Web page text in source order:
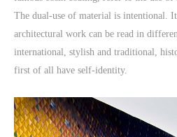
The dual-use of material is intentional.
architectural work can be read in
international, stylish and traditional,
first of all have self-identity.